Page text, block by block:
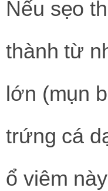
Nếu sẹo
thành từ
lớn (mụn
trứng cá
ổ viêm